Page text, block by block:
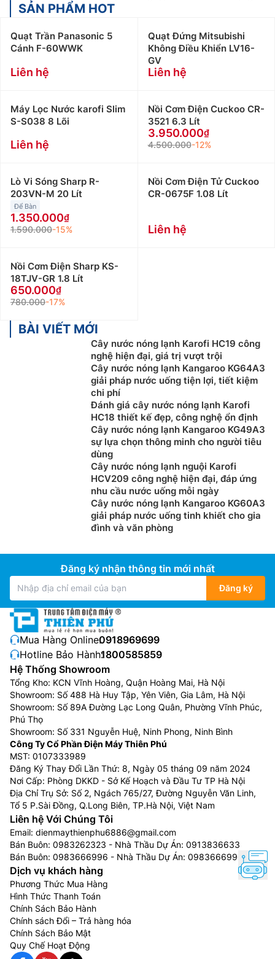
SẢN PHẨM HOT
Quạt Trần Panasonic 5
Cánh F-60WWK
Liên hệ
Quạt Đứng Mitsubishi
Không Điều Khiển LV16-
GV
Liên hệ
Máy Lọc Nước karofi Slim
S-S038 8 Lõi
Liên hệ
Nồi Cơm Điện Cuckoo CR-
3521 6.3 Lít
3.950.000
4.500.000-12%
Lò Vi Sóng Sharp R-
203VN-M 20 Lít
Để Bàn
1.350.000
1.590.000-15%
Nồi Cơm Điện Tử Cuckoo
CR-0675F 1.08 Lít
Liên hệ
Nồi Cơm Điện Sharp KS-
18TJV-GR 1.8 Lít
650.000
780.000-17%
BÀI VIẾT MỚI
Cây nước nóng lạnh Karofi HC19 công
nghệ hiện đại, giá trị vượt trội
Cây nước nóng lạnh Kangaroo KG64A3
giải pháp nước uống tiện lợi, tiết kiệm
chi phí
Đánh giá cây nước nóng lạnh Karofi
HC18 thiết kế đẹp, công nghệ ổn định
Cây nước nóng lạnh Kangaroo KG49A3
sự lựa chọn thông minh cho người tiêu
dùng
Cây nước nóng lạnh nguội Karofi
HCV209 công nghệ hiện đại, đáp ứng
nhu cầu nước uống mỗi ngày
Cây nước nóng lạnh Kangaroo KG60A3
giải pháp nước uống tinh khiết cho gia
đình và văn phòng
Đăng ký nhận thông tin mới nhất
Đăng ký
Mua Hàng Online:0918969699
Hotline Bảo Hành:1800585859
Hệ Thống Showroom
Tổng Kho: KCN Vĩnh Hoàng, Quận Hoàng Mai, Hà Nội
Showroom: Số 488 Hà Huy Tập, Yên Viên, Gia Lâm, Hà Nội
Showroom: Số 89A Đường Lạc Long Quân, Phường Vĩnh Phúc,
Phú Thọ
Showroom: Số 331 Nguyễn Huệ, Ninh Phong, Ninh Bình
Công Ty Cổ Phần Điện Máy Thiên Phú
MST: 0107333989
Đăng Ký Thay Đổi Lần Thứ: 8, Ngày 05 tháng 09 năm 2024
Nơi Cấp: Phòng DKKD - Sở Kế Hoạch và Đầu Tư TP Hà Nội
Địa Chỉ Trụ Sở: Số 2, Ngách 765/27, Đường Nguyễn Văn Linh,
Tổ 5 P.Sài Đồng, Q.Long Biên, TP.Hà Nội, Việt Nam
Liên hệ Với Chúng Tôi
Email: dienmaythienphu6886@gmail.com
Bán Buôn: 0983262323 - Nhà Thầu Dự Án: 0913836633
Bán Buôn: 0983666996 - Nhà Thầu Dự Án: 0983666996
Dịch vụ khách hàng
Phương Thức Mua Hàng
Hình Thức Thanh Toán
Chính Sách Bảo Hành
Chính sách Đổi – Trả hàng hóa
Chính Sách Bảo Mật
Quy Chế Hoạt Động